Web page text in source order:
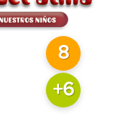
8
+6